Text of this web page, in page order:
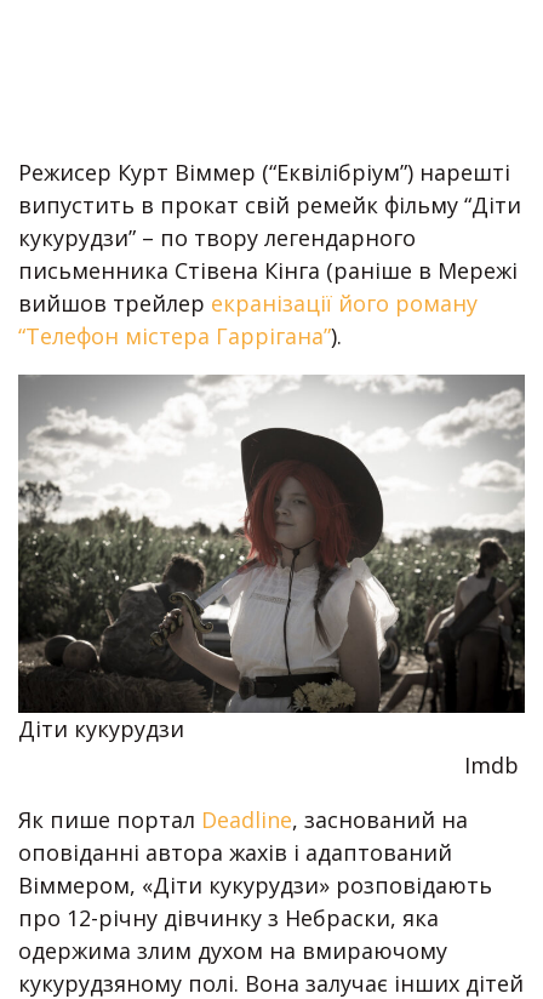
Режисер Курт Віммер (“Еквілібріум”) нарешті
випустить в прокат свій ремейк фільму “Діти
кукурудзи” – по твору легендарного
письменника Стівена Кінга (раніше в Мережі
вийшов трейлер екранізації його роману
“Телефон містера Гаррігана”).
Діти кукурудзи
Imdb
Як пише портал Deadline, заснований на
оповіданні автора жахів і адаптований
Віммером, «Діти кукурудзи» розповідають
про 12-річну дівчинку з Небраски, яка
одержима злим духом на вмираючому
кукурудзяному полі. Вона залучає інших дітей